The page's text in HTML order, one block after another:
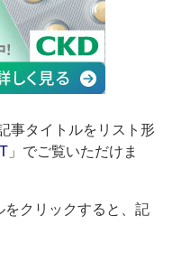
事タイトルをリスト形
」でご覧いただけま
クリックすると、記